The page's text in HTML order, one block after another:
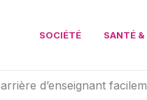
SOCIÉTÉ SANTÉ
d’enseignant